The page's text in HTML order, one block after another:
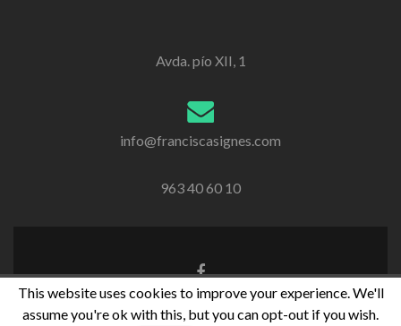
Avda. pío XII, 1
info@franciscasignes.com
963 40 60 10
Enlace
de
Facebook
Zerif Litedesarrollado porThemeIsle
This website uses cookies to improve your experience. We'll
assume you're ok with this, but you can opt-out if you wish.